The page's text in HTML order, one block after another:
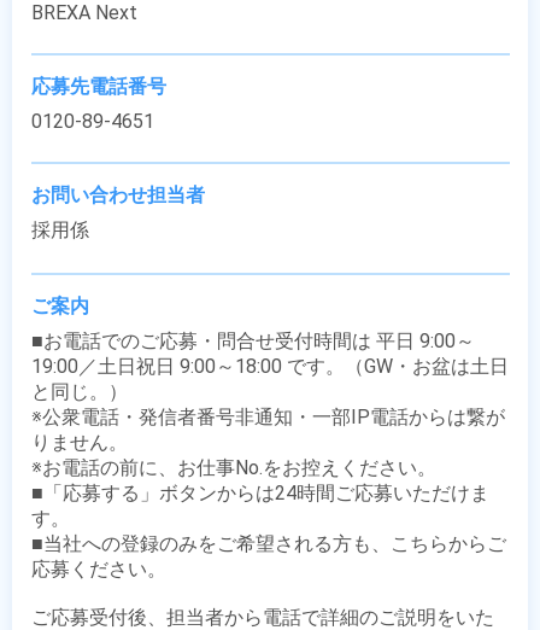
BREXA Next
応募先電話番号
0120-89-4651
お問い合わせ担当者
採用係
ご案内
■お電話でのご応募・問合せ受付時間は 平日 9:00～
19:00／土日祝日 9:00～18:00 です。（GW・お盆は土日
と同じ。）
※公衆電話・発信者番号非通知・一部IP電話からは繋が
りません。
※お電話の前に、お仕事No.をお控えください。
■「応募する」ボタンからは24時間ご応募いただけま
す。
■当社への登録のみをご希望される方も、こちらからご
応募ください。
ご応募受付後、担当者から電話で詳細のご説明をいた